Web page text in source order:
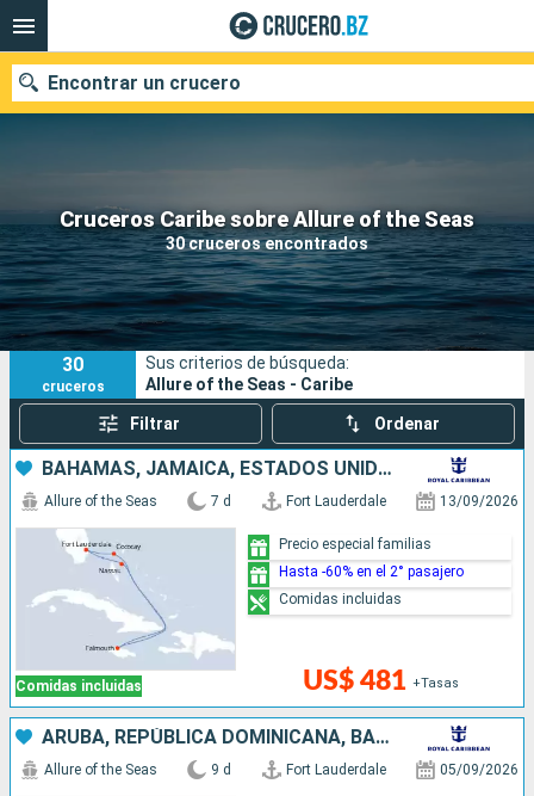
Cruceros Caribe sobre Allure of the Seas
30 cruceros encontrados
Encontrar un crucero
Nuestros destinos
Fecha de salida
Puertos Compañías
Buscar
30
cruceros
Sus criterios de búsqueda:
Allure of the Seas - Caribe
Filtrar Ordenar
BAHAMAS, JAMAICA, ESTADOS UNIDOS
Comidas incluidas
Allure of the Seas 7 d Fort Lauderdale 13/09/2026
US$ 481 +Tasas
Precio especial familias
Hasta -60% en el 2° pasajero
Comidas incluidas
ARUBA, REPÚBLICA DOMINICANA, BAHAMAS, ESTADOS UNIDOS
Allure of the Seas 9 d Fort Lauderdale 05/09/2026